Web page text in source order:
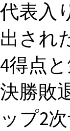
代表入
出され
4得点
決勝敗
ップ2